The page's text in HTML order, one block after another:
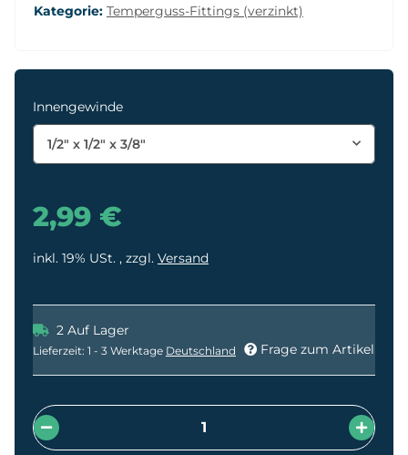
Kategorie: Temperguss-Fittings (verzinkt)
Innengewinde
1/2" x 1/2" x 3/8"
2,99 €
inkl. 19% USt. , zzgl. Versand
2 Auf Lager
Lieferzeit: 1 - 3 Werktage Deutschland Frage zum Artikel